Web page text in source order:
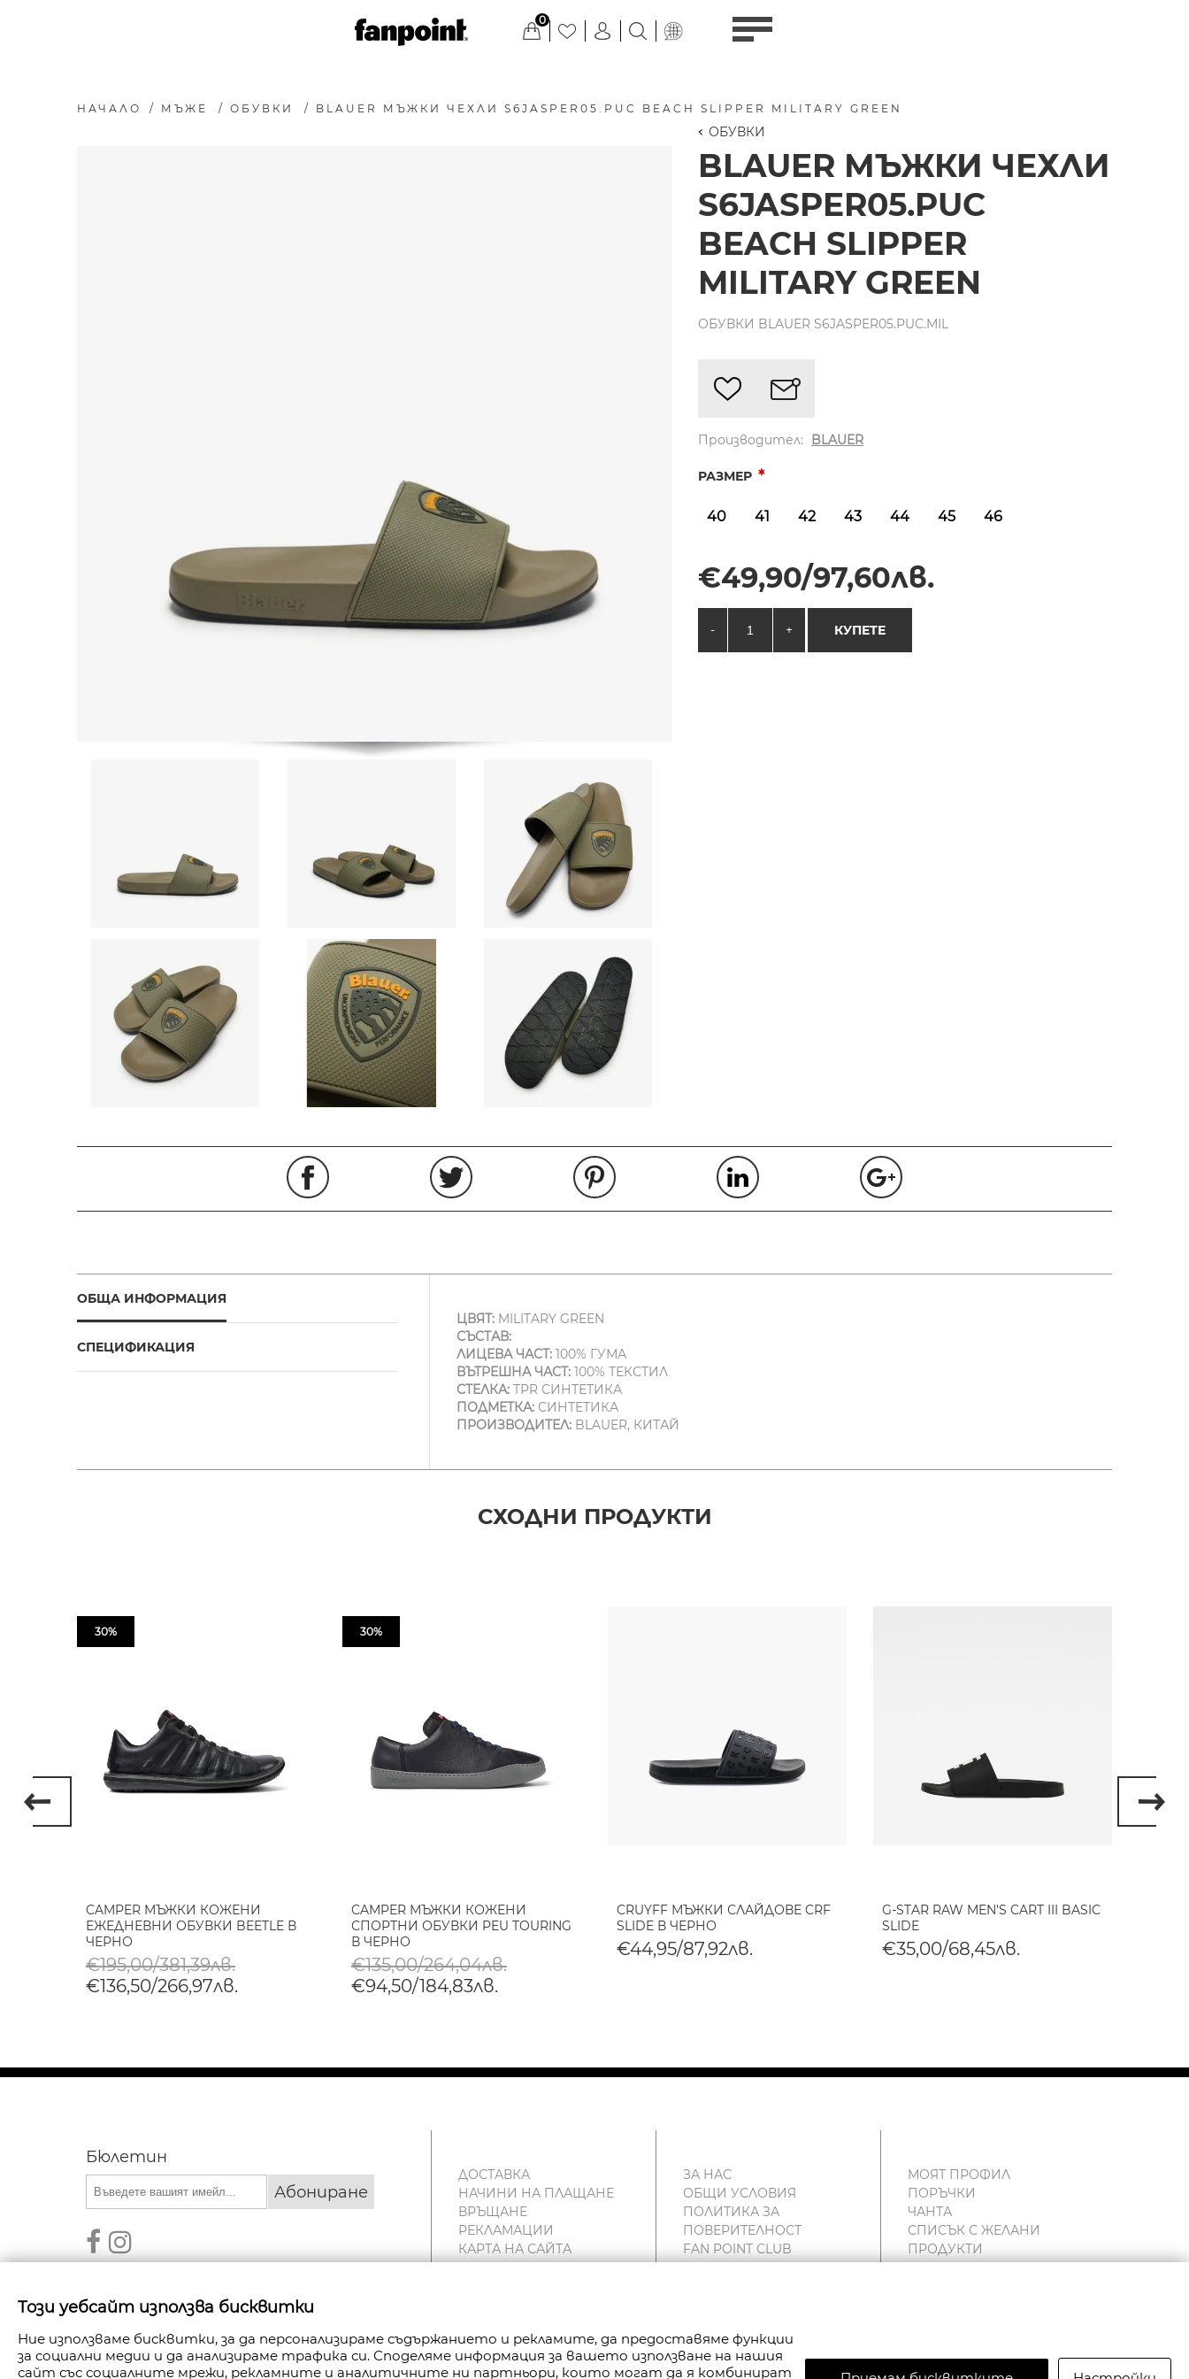
0
НАЧАЛО / МЪЖЕ / ОБУВКИ / BLAUER МЪЖКИ ЧЕХЛИ S6JASPER05.PUC BEACH SLIPPER MILITARY GREEN
ОБУВКИ
BLAUER МЪЖКИ ЧЕХЛИ
S6JASPER05.PUC
BEACH SLIPPER
MILITARY GREEN
ОБУВКИ BLAUER S6JASPER05.PUC.MIL
Производител: BLAUER
РАЗМЕР *
40 41 42 43 44 45 46
€49,90/97,60лв.
- + КУПЕТЕ
ОБЩА ИНФОРМАЦИЯ
СПЕЦИФИКАЦИЯ
ЦВЯТ:MILITARY GREEN
СЪСТАВ:
ЛИЦЕВА ЧАСТ:100% ГУМА
ВЪТРЕШНА ЧАСТ:100% ТЕКСТИЛ
СТЕЛКА:TPR СИНТЕТИКА
ПОДМЕТКА:СИНТЕТИКА
ПРОИЗВОДИТЕЛ:BLAUER, КИТАЙ
СХОДНИ ПРОДУКТИ
30%
CAMPER МЪЖКИ КОЖЕНИ
ЕЖЕДНЕВНИ ОБУВКИ BEETLE В
ЧЕРНО
€195,00/381,39лв.
€136,50/266,97лв.
30%
CAMPER МЪЖКИ КОЖЕНИ
СПОРТНИ ОБУВКИ PEU TOURING
В ЧЕРНО
€135,00/264,04лв.
€94,50/184,83лв.
CRUYFF МЪЖКИ СЛАЙДОВЕ CRF
SLIDE В ЧЕРНО
€44,95/87,92лв.
G-STAR RAW MEN'S CART III BASIC
SLIDE
€35,00/68,45лв.
Бюлетин
Абониране
ДОСТАВКА
НАЧИНИ НА ПЛАЩАНЕ
ВРЪЩАНЕ
РЕКЛАМАЦИИ
КАРТА НА САЙТА
КОНТАКТИ
ЗА НАС
ОБЩИ УСЛОВИЯ
ПОЛИТИКА ЗА
ПОВЕРИТЕЛНОСТ
FAN POINT CLUB
МАГАЗИНИ
МОЯТ ПРОФИЛ
ПОРЪЧКИ
ЧАНТА
СПИСЪК С ЖЕЛАНИ
ПРОДУКТИ
АВТОРСКИ ПРАВА © 2026 FANPOINT. ВСИЧКИ ПРАВА ЗАПАЗЕНИ.
Този уебсайт използва бисквитки
Ние използваме бисквитки, за да персонализираме съдържанието и рекламите, да предоставяме функции
за социални медии и да анализираме трафика си. Споделяме информация за вашето използване на нашия
сайт със социалните мрежи, рекламните и аналитичните ни партньори, които могат да я комбинират